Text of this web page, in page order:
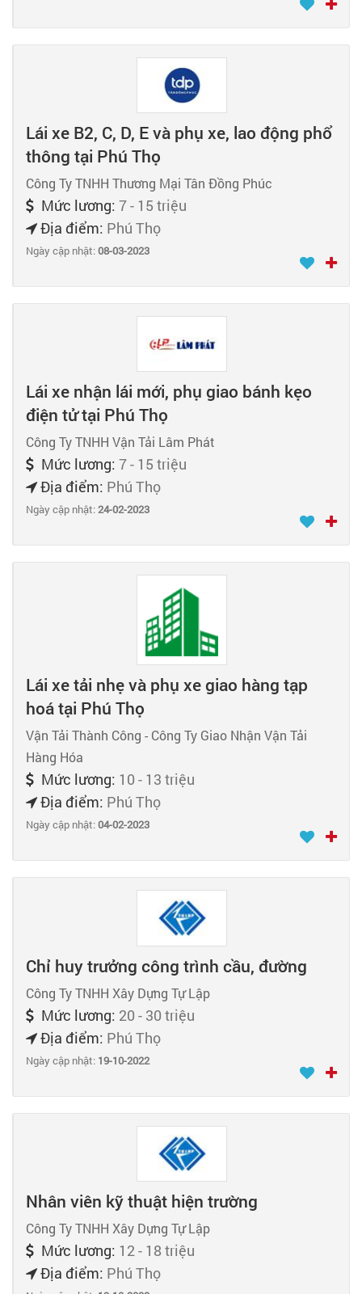
Lái xe B2, C, D, E và phụ xe, lao động phổ
thông tại Phú Thọ
Công Ty TNHH Thương Mại Tân Đồng Phúc
Mức lương: 7 - 15 triệu
Địa điểm: Phú Thọ
Ngày cập nhật:08-03-2023
Lái xe nhận lái mới, phụ giao bánh kẹo
điện tử tại Phú Thọ
Công Ty TNHH Vận Tải Lâm Phát
Mức lương: 7 - 15 triệu
Địa điểm: Phú Thọ
Ngày cập nhật:24-02-2023
Lái xe tải nhẹ và phụ xe giao hàng tạp
hoá tại Phú Thọ
Vận Tải Thành Công - Công Ty Giao Nhận Vận Tải
Hàng Hóa
Mức lương: 10 - 13 triệu
Địa điểm: Phú Thọ
Ngày cập nhật:04-02-2023
Chỉ huy trưởng công trình cầu, đường
Công Ty TNHH Xây Dựng Tự Lập
Mức lương: 20 - 30 triệu
Địa điểm: Phú Thọ
Ngày cập nhật: 19-10-2022
Nhân viên kỹ thuật hiện trường
Công Ty TNHH Xây Dựng Tự Lập
Mức lương: 12 - 18 triệu
Địa điểm: Phú Thọ